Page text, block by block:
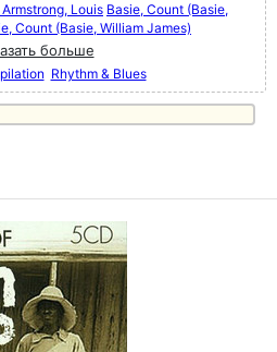
Louis Basie, Count (Basie,
Count (Basie, William James)
больше
Rhythm & Blues